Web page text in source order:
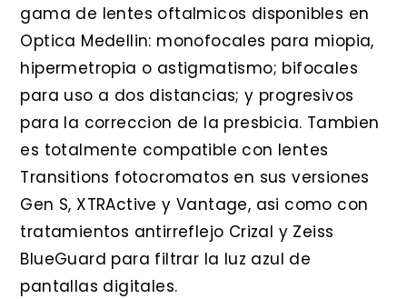
gama de lentes oftalmicos disponibles en
Optica Medellin: monofocales para miopia,
hipermetropia o astigmatismo; bifocales
para uso a dos distancias; y progresivos
para la correccion de la presbicia. Tambien
es totalmente compatible con lentes
Transitions fotocromatos en sus versiones
Gen S, XTRActive y Vantage, asi como con
tratamientos antirreflejo Crizal y Zeiss
BlueGuard para filtrar la luz azul de
pantallas digitales.